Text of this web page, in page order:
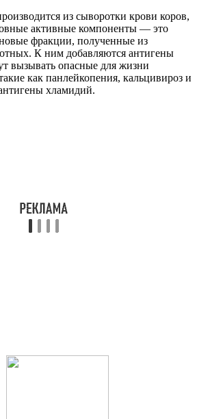
из сыворотки крови коров,
активные компоненты — это
фракции, полученные из
К ним добавляются антигены
вызывать опасные для жизни
как панлейкопения, кальцивироз и
хламидий.